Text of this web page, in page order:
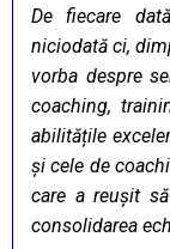
De fiecare
niciodată ci,
vorba despre
coaching,
abilitățile
și cele de
care a reușit
consolidarea